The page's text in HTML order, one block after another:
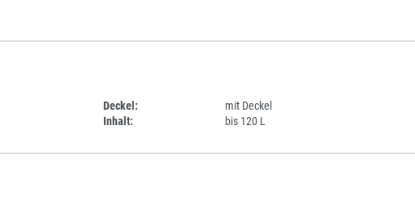
Deckel:
mit Deckel
Inhalt:
bis 120 L